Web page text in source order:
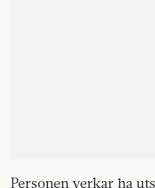
Personen verkar ha